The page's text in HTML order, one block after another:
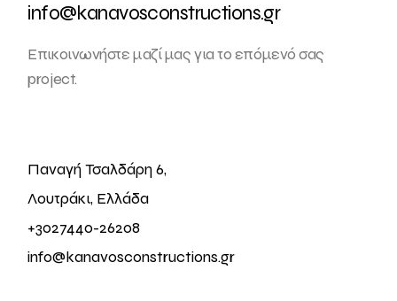
info@kanavosconstructions.gr
Επικοινωνήστε μαζί μας για το επόμενό σας
project.
Παναγή Τσαλδάρη 6,
Λουτράκι, Ελλάδα
+3027440-26208
info@kanavosconstructions.gr